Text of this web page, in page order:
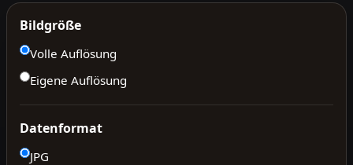
Bildgröße
Volle Auflösung
Eigene Auflösung
Datenformat
JPG